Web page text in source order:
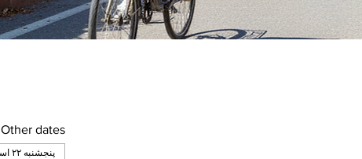
Other dates
پنجشنبه ۲۲ اسد، ۱۶:۰۰